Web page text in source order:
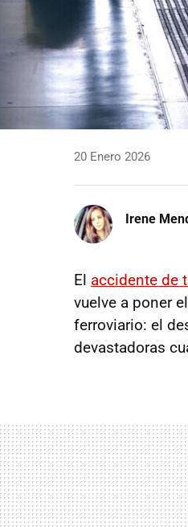
20 Enero 2026
Irene
El accidente de
vuelve a poner
ferroviario: el
devastadoras